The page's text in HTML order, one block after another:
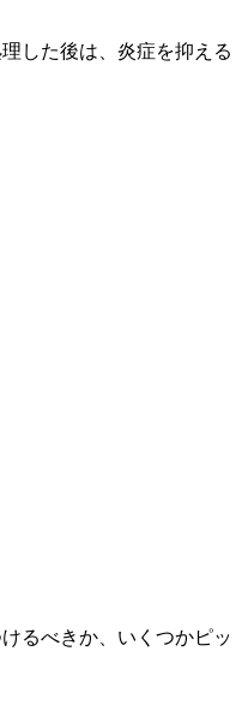
した後は、炎症を抑える
るべきか、いくつかピッ